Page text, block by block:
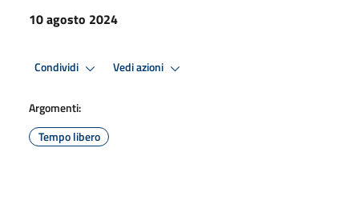
10 agosto 2024
Condividi Vedi azioni
Argomenti:
Tempo libero